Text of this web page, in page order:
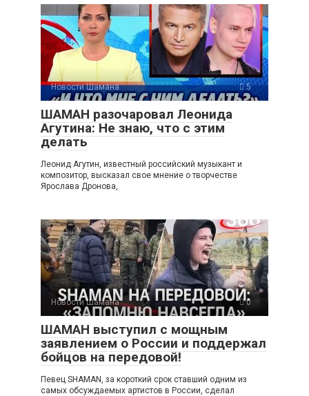
Новости Шамана 5
ШАМАН разочаровал Леонида
Агутина: Не знаю, что с этим
делать
Леонид Агутин, известный российский музыкант и
композитор, высказал свое мнение о творчестве
Ярослава Дронова,
Новости Шамана 0
ШАМАН выступил с мощным
заявлением о России и поддержал
бойцов на передовой!
Певец SHAMAN, за короткий срок ставший одним из
самых обсуждаемых артистов в России, сделал